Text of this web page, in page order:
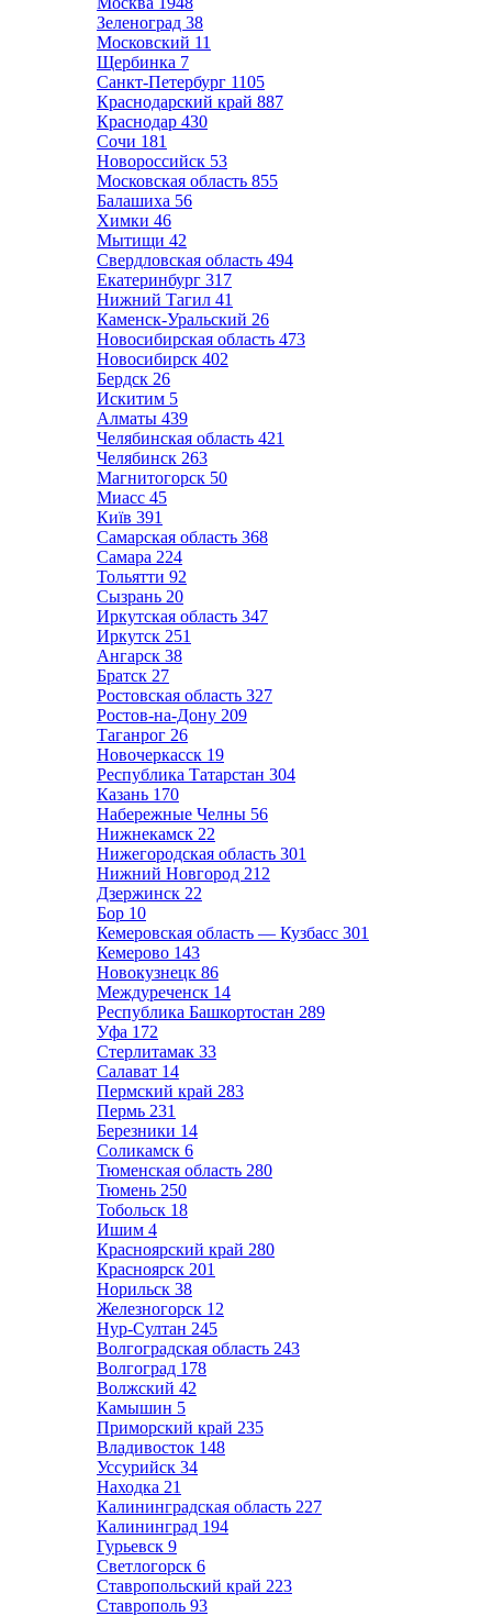
Зеленоград 38
Московский 11
Щербинка 7
Санкт-Петербург 1105
Краснодарский край 887
Краснодар 430
Сочи 181
Новороссийск 53
Московская область 855
Балашиха 56
Химки 46
Мытищи 42
Свердловская область 494
Екатеринбург 317
Нижний Тагил 41
Каменск-Уральский 26
Новосибирская область 473
Новосибирск 402
Бердск 26
Искитим 5
Алматы 439
Челябинская область 421
Челябинск 263
Магнитогорск 50
Миасс 45
Київ 391
Самарская область 368
Самара 224
Тольятти 92
Сызрань 20
Иркутская область 347
Иркутск 251
Ангарск 38
Братск 27
Ростовская область 327
Ростов-на-Дону 209
Таганрог 26
Новочеркасск 19
Республика Татарстан 304
Казань 170
Набережные Челны 56
Нижнекамск 22
Нижегородская область 301
Нижний Новгород 212
Дзержинск 22
Бор 10
Кемеровская область — Кузбасс 301
Кемерово 143
Новокузнецк 86
Междуреченск 14
Республика Башкортостан 289
Уфа 172
Стерлитамак 33
Салават 14
Пермский край 283
Пермь 231
Березники 14
Соликамск 6
Тюменская область 280
Тюмень 250
Тобольск 18
Ишим 4
Красноярский край 280
Красноярск 201
Норильск 38
Железногорск 12
Нур-Султан 245
Волгоградская область 243
Волгоград 178
Волжский 42
Камышин 5
Приморский край 235
Владивосток 148
Уссурийск 34
Находка 21
Калининградская область 227
Калининград 194
Гурьевск 9
Светлогорск 6
Ставропольский край 223
Ставрополь 93